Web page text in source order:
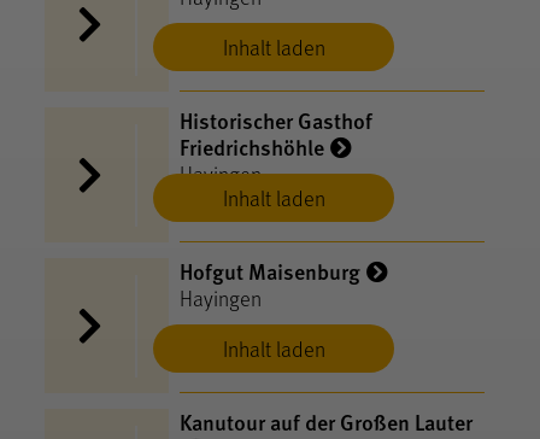
Inhalt laden
Inhalt laden
Historischer Gasthof
Friedrichshöhle
Hayingen
Inhalt laden
Hofgut Maisenburg
Hayingen
Kanutour auf der Großen Lauter